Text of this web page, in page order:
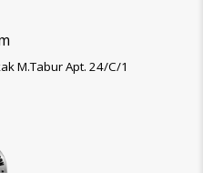
M.Tabur Apt. 24/C/1